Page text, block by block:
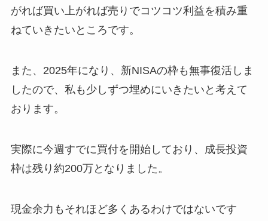
がれば買い上がれば売りでコツコツ利益を積み重
ねていきたいところです。
また、2025年になり、新NISAの枠も無事復活しま
したので、私も少しずつ埋めにいきたいと考えて
おります。
実際に今週すでに買付を開始しており、成長投資
枠は残り約200万となりました。
現金余力もそれほど多くあるわけではないです